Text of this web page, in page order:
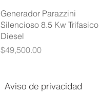
Vista rápida
Generador Parazzini
Silencioso 8.5 Kw Trifasico
Diesel
Precio
$49,500.00
Aviso de privacidad